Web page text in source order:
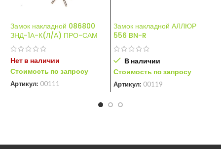
Замок накладной 086800
ЗНД-1А-К(Л/А) ПРО-САМ
Нет в наличии
Стоимость по запросу
Артикул: 00111
Замок накладной АЛЛЮР
556 BN-R
В наличии
Стоимость по запросу
Артикул: 00119